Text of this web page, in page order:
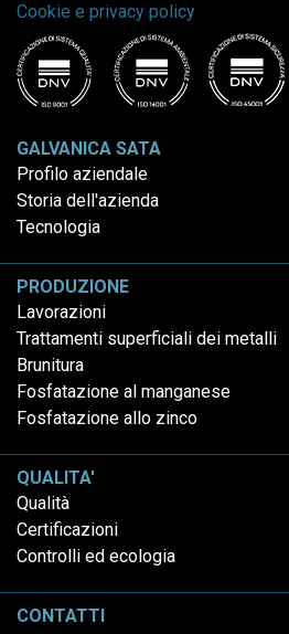
Cookie e privacy policy
GALVANICA SATA
Profilo aziendale
Storia dell'azienda
Tecnologia
PRODUZIONE
Lavorazioni
Trattamenti superficiali dei metalli
Brunitura
Fosfatazione al manganese
Fosfatazione allo zinco
QUALITA'
Qualità
Certificazioni
Controlli ed ecologia
CONTATTI